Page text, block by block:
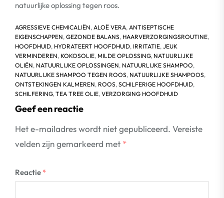
natuurlijke oplossing tegen roos.
AGRESSIEVE CHEMICALIËN, ALOË VERA, ANTISEPTISCHE
EIGENSCHAPPEN, GEZONDE BALANS, HAARVERZORGINGSROUTINE,
HOOFDHUID, HYDRATEERT HOOFDHUID, IRRITATIE, JEUK
VERMINDEREN, KOKOSOLIE, MILDE OPLOSSING, NATUURLIJKE
OLIËN, NATUURLIJKE OPLOSSINGEN, NATUURLIJKE SHAMPOO,
NATUURLIJKE SHAMPOO TEGEN ROOS, NATUURLIJKE SHAMPOOS,
ONTSTEKINGEN KALMEREN, ROOS, SCHILFERIGE HOOFDHUID,
SCHILFERING, TEA TREE OLIE, VERZORGING HOOFDHUID
Geef een reactie
Het e-mailadres wordt niet gepubliceerd. Vereiste
velden zijn gemarkeerd met *
Reactie *